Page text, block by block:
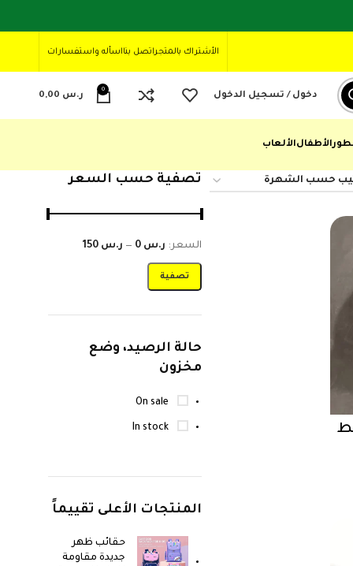
الأشتراك بالمتجراتصل بنااسأله واستفسارات
دخول / تسجيل الدخول
0
ر.س
الأطفالالألعاب
تصفية حسب السعر
تصفية
السعر: ر.س 0 — ر.س 150
حالة الرصيد، وضع
مخزون
In stock
المنتجات الأعلى تقييماً
حقائب ظهر
جديدة مقاومة